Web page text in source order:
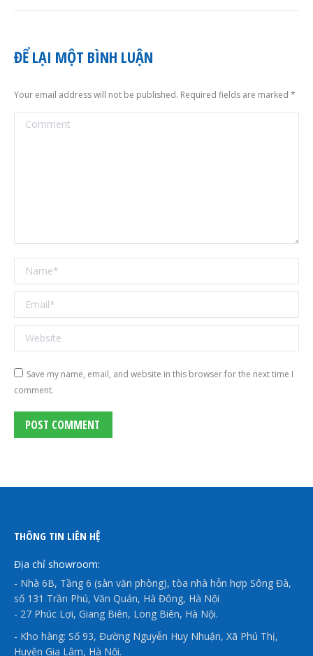
ĐỂ LẠI MỘT BÌNH LUẬN
Your email address will not be published. Required fields are marked *
Comment
Name *
Email *
Website
Save my name, email, and website in this browser for the next time I
comment.
POST COMMENT
THÔNG TIN LIÊN HỆ
Địa chỉ showroom:
- Nhà 6B, Tầng 6 (sàn văn phòng), tòa nhà hỗn hợp Sông Đà,
số 131 Trần Phú, Văn Quán, Hà Đông, Hà Nội
- 27 Phúc Lợi, Giang Biên, Long Biên, Hà Nội.
- Kho hàng: Số 93, Đường Nguyễn Huy Nhuận, Xã Phú Thị,
Huyện Gia Lâm, Hà Nội.